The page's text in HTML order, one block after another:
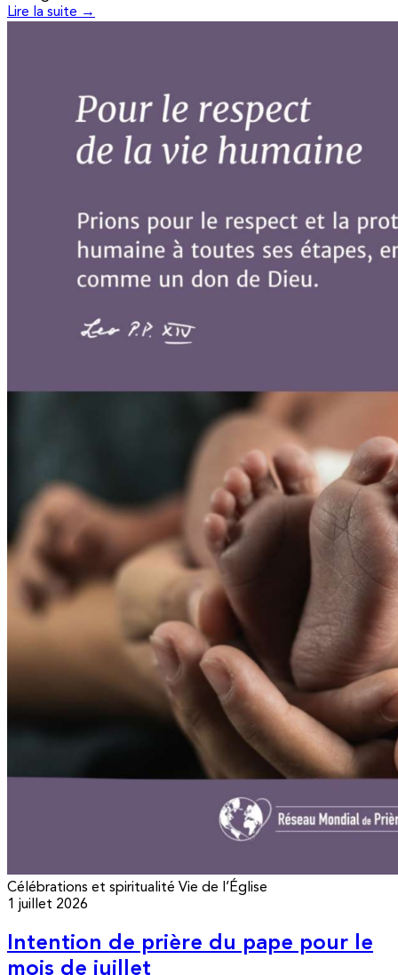
Lire la suite →
Célébrations et spiritualité Vie de l’Église
1 juillet 2026
Intention de prière du pape pour le
mois de juillet